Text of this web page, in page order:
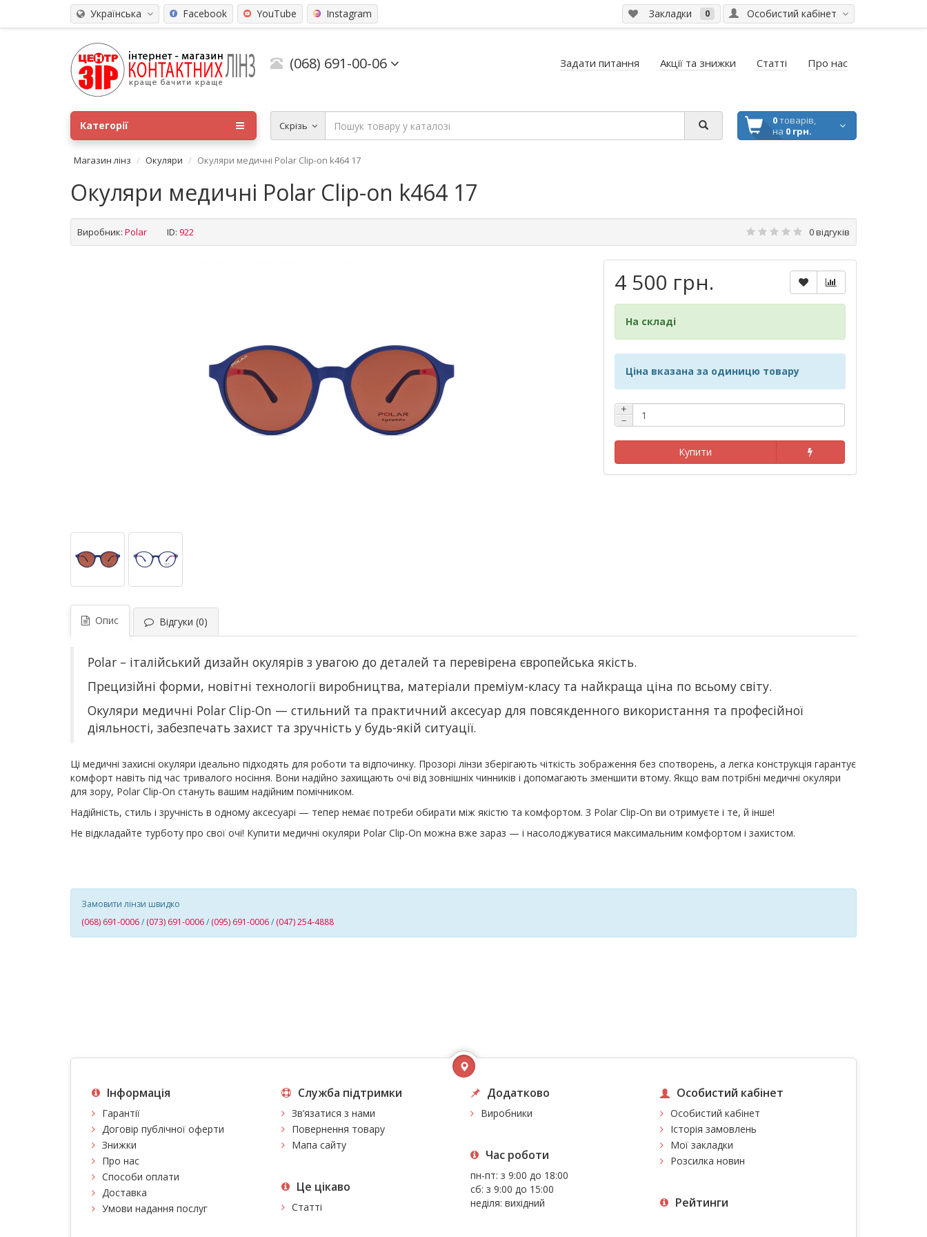
Українська Особистий кабінет
Закладки 0
Facebook YouTube Instagram
(068) 691-00-06 Задати питання Акції та знижки Статті Про нас
Скрізь 0товарів,
на 0 грн.
Категорії
Магазин лінз Окуляри Окуляри медичні Polar Clip-on k464 17
Окуляри медичні Polar Clip-on k464 17
Виробник: Polar ID: 922 0 відгуків
4 500 грн.
На складі
Ціна вказана за одиницю товару
+
−
Купити
Опис Відгуки (0)
Polar – італійський дизайн окулярів з увагою до деталей та перевірена європейська якість.
Прецизійні форми, новітні технології виробництва, матеріали преміум-класу та найкраща ціна по всьому світу.
Окуляри медичні Polar Clip-On — стильний та практичний аксесуар для повсякденного використання та професійної
діяльності, забезпечать захист та зручність у будь-якій ситуації.
Ці медичні захисні окуляри ідеально підходять для роботи та відпочинку. Прозорі лінзи зберігають чіткість зображення без спотворень, а легка конструкція гарантує
комфорт навіть під час тривалого носіння. Вони надійно захищають очі від зовнішніх чинників і допомагають зменшити втому. Якщо вам потрібні медичні окуляри
для зору, Polar Clip-On стануть вашим надійним помічником.
Надійність, стиль і зручність в одному аксесуарі — тепер немає потреби обирати між якістю та комфортом. З Polar Clip-On ви отримуєте і те, й інше!
Не відкладайте турботу про свої очі! Купити медичні окуляри Polar Clip-On можна вже зараз — і насолоджуватися максимальним комфортом і захистом.
Замовити лінзи швидко
(068) 691-0006/ (073) 691-0006/ (095) 691-0006/ (047) 254-4888
Інформація
Гарантії
Договір публічної оферти
Знижки
Про нас
Способи оплати
Доставка
Умови надання послуг
Служба підтримки
Зв’язатися з нами
Повернення товару
Мапа сайту
Це цiкаво
Статті
Додатково
Виробники
Час роботи
пн-пт: з 9:00 до 18:00
сб: з 9:00 до 15:00
неділя: вихідний
Особистий кабінет
Особистий кабінет
Історія замовлень
Мої закладки
Розсилка новин
Рейтинги